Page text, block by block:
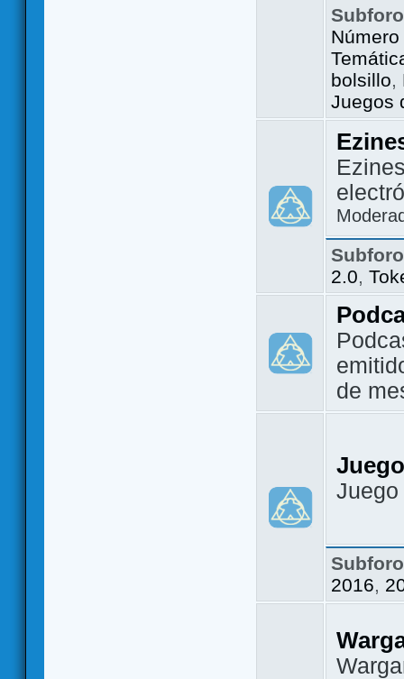
bolsillo,
Juegos
2.0,
de
2016,